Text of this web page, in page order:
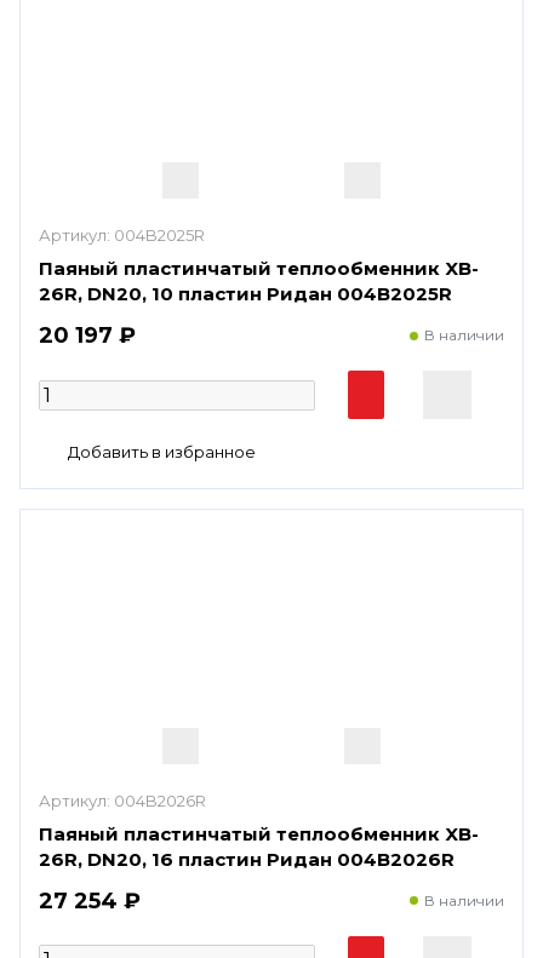
Артикул: 004B2025R
Паяный пластинчатый теплообменник XB-
26R, DN20, 10 пластин Ридан 004B2025R
20 197 ₽ В наличии
Артикул: 004B2026R
Паяный пластинчатый теплообменник XB-
26R, DN20, 16 пластин Ридан 004B2026R
27 254 ₽ В наличии